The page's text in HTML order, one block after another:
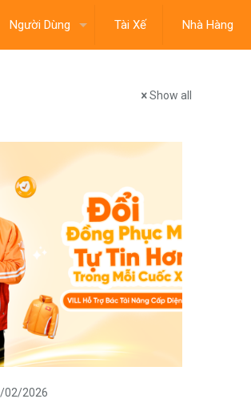
Người Dùng Tài Xế Nhà Hàng
Show all
02/2026